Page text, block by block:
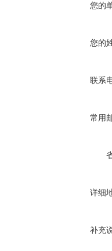
您的
您的
联系
常用
详细
补充